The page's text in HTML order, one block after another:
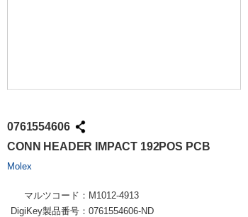
0761554606
CONN HEADER IMPACT 192POS PCB
Molex
マルツコード： M1012-4913
DigiKey製品番号： 0761554606-ND